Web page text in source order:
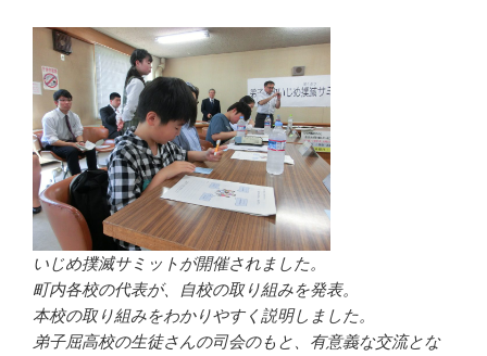
いじめ撲滅サミットが開催されました。
町内各校の代表が、自校の取り組みを発表。
本校の取り組みをわかりやすく説明しました。
弟子屈高校の生徒さんの司会のもと、有意義な交流とな